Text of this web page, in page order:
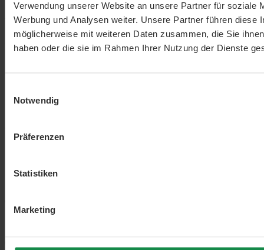
Verwendung unserer Website an unsere Partner für soziale
Werbung und Analysen weiter. Unsere Partner führen diese
möglicherweise mit weiteren Daten zusammen, die Sie
haben oder die sie im Rahmen Ihrer Nutzung der Dienste
Notwendig
Präferenzen
Statistiken
Marketing
Durchschnittliche Bewertung von 5 von 5 Sternen
5 Sterne (1)